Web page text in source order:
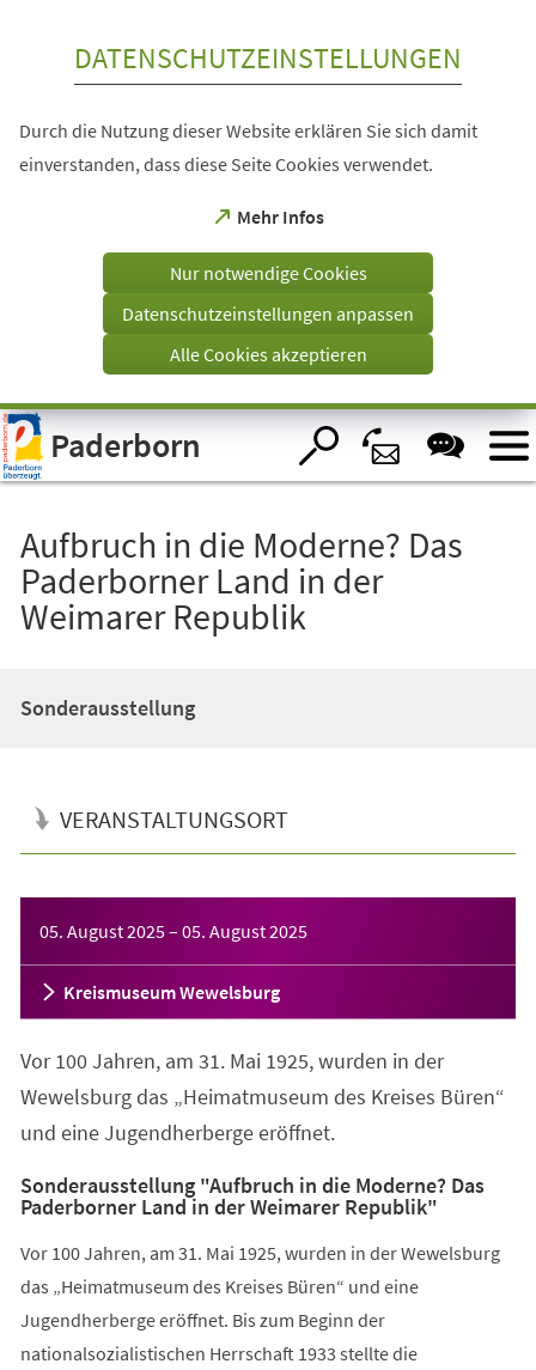
Visuelle
Assistenzsoftware
öffnen.
DATENSCHUTZEINSTELLUNGEN
Durch die Nutzung dieser Website erklären Sie sich damit
einverstanden, dass diese Seite Cookies verwendet.
Mehr Infos
(Öffnet
einem
Tab)
Nur notwendige Cookies
Datenschutzeinstellungen anpassen
Alle Cookies akzeptieren
Paderborn
Aufbruch in die Moderne? Das
Paderborner Land in der
Weimarer Republik
Sonderausstellung
VERANSTALTUNGSORT
05. August 2025– 05. August 2025
Kreismuseum Wewelsburg
Vor 100 Jahren, am 31. Mai 1925, wurden in der
Wewelsburg das „Heimatmuseum des Kreises Büren“
und eine Jugendherberge eröffnet.
Sonderausstellung "Aufbruch in die Moderne? Das
Paderborner Land in der Weimarer Republik"
Vor 100 Jahren, am 31. Mai 1925, wurden in der Wewelsburg
das „Heimatmuseum des Kreises Büren“ und eine
Jugendherberge eröffnet. Bis zum Beginn der
nationalsozialistischen Herrschaft 1933 stellte die